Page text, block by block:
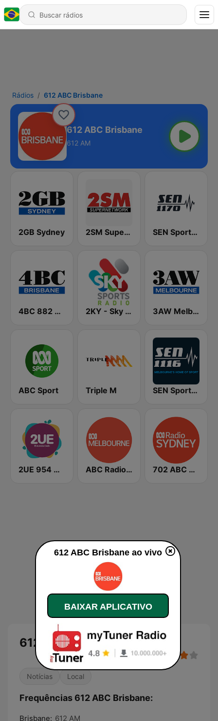
Rádios 612 ABC Brisbane
612 ABC Brisbane
612 AM
2GB Sydney 2SM Super Radio SEN Sports 1170 Sydney
4BC 882 Brisbane 2KY - Sky Sports Radio 3AW Melbourne
ABC Sport Triple M SEN Sports 1116 AM
2UE 954 AM ABC Radio Melbourne 702 ABC Sydney
612 ABC Brisbane
Notícias Local
Frequências 612 ABC Brisbane:
Brisbane: 612 AM
612 ABC Brisbane ao vivo
BAIXAR APLICATIVO